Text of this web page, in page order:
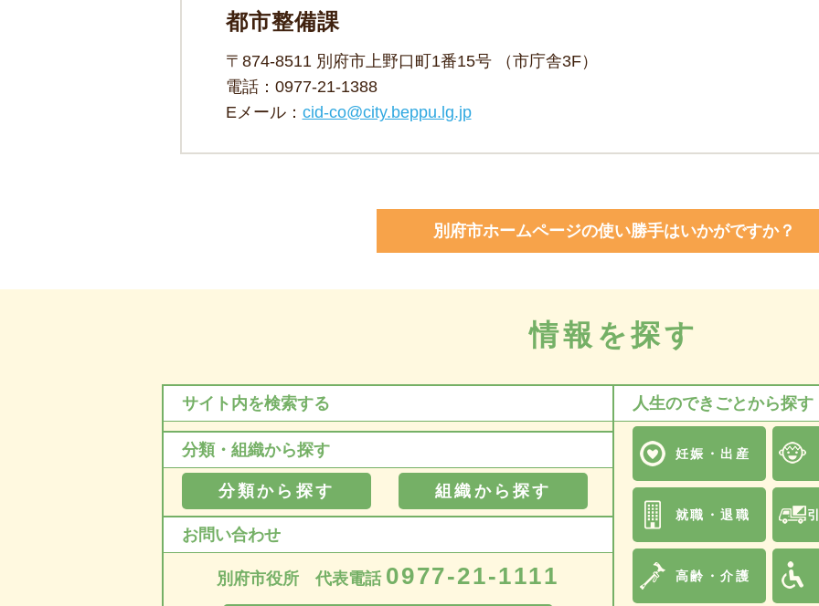
都市整備課
〒874-8511 別府市上野口町1番15号 （市庁舎3F）
電話： 0977-21-1388
Eメール： cid-co@city.beppu.lg.jp
別府市ホームページの使い勝手はいかがですか？
情報を探す
サイト内を検索する
分類・組織から探す
分類から探す 組織から探す
お問い合わせ
別府市役所 代表電話 0977-21-1111
人生のできごとから探す
妊娠・出産
就職・退職
高齢・介護